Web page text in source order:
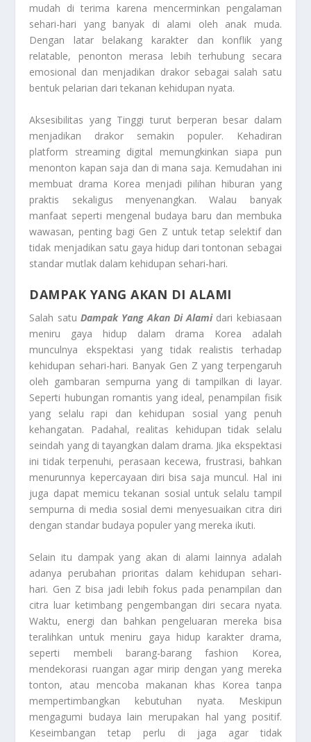
mudah di terima karena mencerminkan pengalaman
sehari-hari yang banyak di alami oleh anak muda.
Dengan latar belakang karakter dan konflik yang
relatable, penonton merasa lebih terhubung secara
emosional dan menjadikan drakor sebagai salah satu
bentuk pelarian dari tekanan kehidupan nyata.
Aksesibilitas yang Tinggi turut berperan besar dalam
menjadikan drakor semakin populer. Kehadiran
platform streaming digital memungkinkan siapa pun
menonton kapan saja dan di mana saja. Kemudahan ini
membuat drama Korea menjadi pilihan hiburan yang
praktis sekaligus menyenangkan. Walau banyak
manfaat seperti mengenal budaya baru dan membuka
wawasan, penting bagi Gen Z untuk tetap selektif dan
tidak menjadikan satu gaya hidup dari tontonan sebagai
standar mutlak dalam kehidupan sehari-hari.
DAMPAK YANG AKAN DI ALAMI
Salah satu Dampak Yang Akan Di Alamidari kebiasaan
meniru gaya hidup dalam drama Korea adalah
munculnya ekspektasi yang tidak realistis terhadap
kehidupan sehari-hari. Banyak Gen Z yang terpengaruh
oleh gambaran sempurna yang di tampilkan di layar.
Seperti hubungan romantis yang ideal, penampilan fisik
yang selalu rapi dan kehidupan sosial yang penuh
kehangatan. Padahal, realitas kehidupan tidak selalu
seindah yang di tayangkan dalam drama. Jika ekspektasi
ini tidak terpenuhi, perasaan kecewa, frustrasi, bahkan
menurunnya kepercayaan diri bisa saja muncul. Hal ini
juga dapat memicu tekanan sosial untuk selalu tampil
sempurna di media sosial demi menyesuaikan citra diri
dengan standar budaya populer yang mereka ikuti.
Selain itu dampak yang akan di alami lainnya adalah
adanya perubahan prioritas dalam kehidupan sehari-
hari. Gen Z bisa jadi lebih fokus pada penampilan dan
citra luar ketimbang pengembangan diri secara nyata.
Waktu, energi dan bahkan pengeluaran mereka bisa
teralihkan untuk meniru gaya hidup karakter drama,
seperti membeli barang-barang fashion Korea,
mendekorasi ruangan agar mirip dengan yang mereka
tonton, atau mencoba makanan khas Korea tanpa
mempertimbangkan kebutuhan nyata. Meskipun
mengagumi budaya lain merupakan hal yang positif.
Keseimbangan tetap perlu di jaga agar tidak